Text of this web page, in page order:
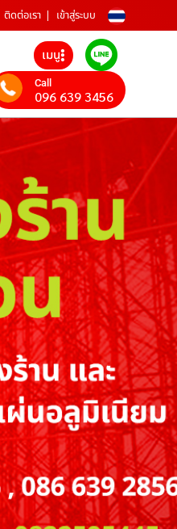
ติดต่อเรา เข้าสู่ระบบ
เมนู
Call
096 639 3456